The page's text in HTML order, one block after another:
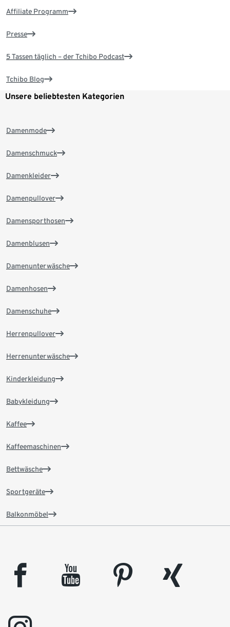
Affiliate Programm
Presse
5 Tassen täglich – der Tchibo Podcast
Tchibo Blog
Unsere beliebtesten Kategorien
Damenmode
Damenschmuck
Damenkleider
Damenpullover
Damensporthosen
Damenblusen
Damenunterwäsche
Damenhosen
Damenschuhe
Herrenpullover
Herrenunterwäsche
Kinderkleidung
Babykleidung
Kaffee
Kaffeemaschinen
Bettwäsche
Sportgeräte
Balkonmöbel
facebook youtube pinterest
xing